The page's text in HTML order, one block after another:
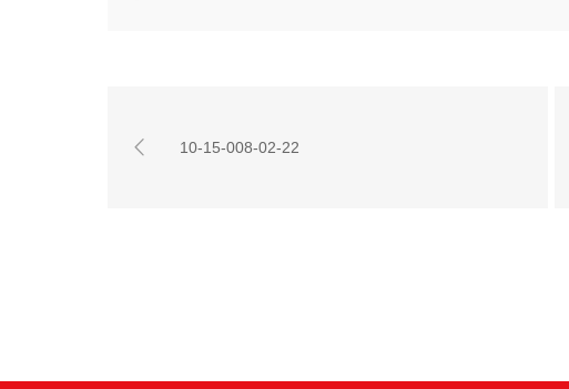
10-15-008-02-22